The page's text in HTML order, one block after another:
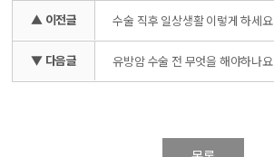
▲ 이전글 수술 직후 일상생활 이렇게 하세요
▼ 다음글